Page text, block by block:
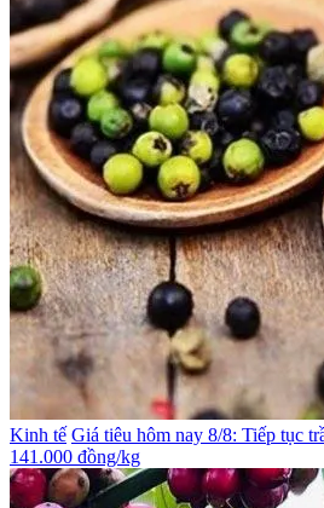
Kinh tế Giá tiêu hôm nay 8/8: Tiếp tục
141.000 đồng/kg